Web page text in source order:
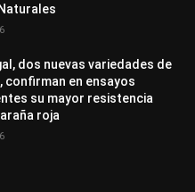
dos nuevas variedades de
confirman en ensayos
su mayor resistencia
roja